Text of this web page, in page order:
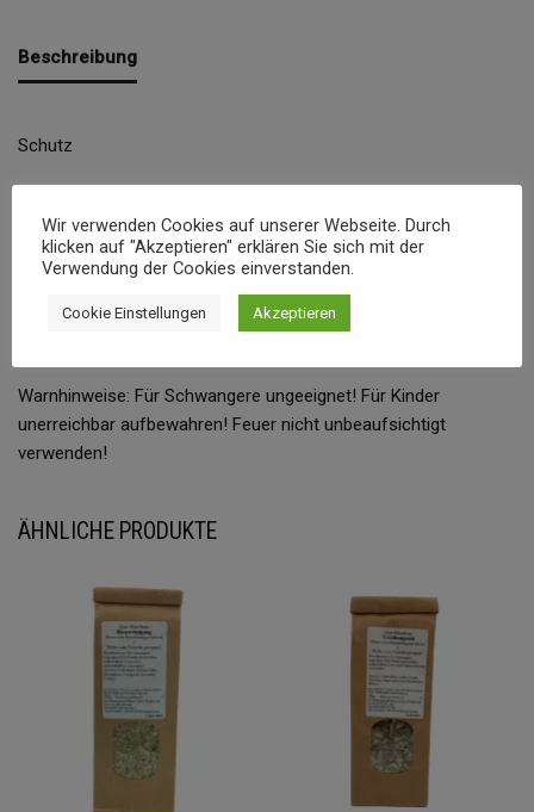
Beschreibung
Schutz
Wacholder, Alant, Wermut, Johanniskraut, Brennnessel, Lorbeer
Räuchern ohne Kohle, Anzünden, räuchern. Völlig unkompliziert.
Einfach immer wieder anzünden, echt ergiebig.
Warnhinweise: Für Schwangere ungeeignet! Für Kinder
unerreichbar aufbewahren! Feuer nicht unbeaufsichtigt
verwenden!
ÄHNLICHE PRODUKTE
Wir verwenden Cookies auf unserer Webseite. Durch
klicken auf "Akzeptieren" erklären Sie sich mit der
Verwendung der Cookies einverstanden.
Cookie Einstellungen Akzeptieren